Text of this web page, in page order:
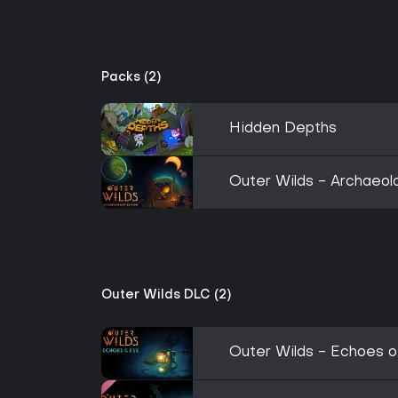
Packs (2)
Hidden Depths
Outer Wilds -
Outer Wilds DLC (2)
Outer Wilds - Echoes